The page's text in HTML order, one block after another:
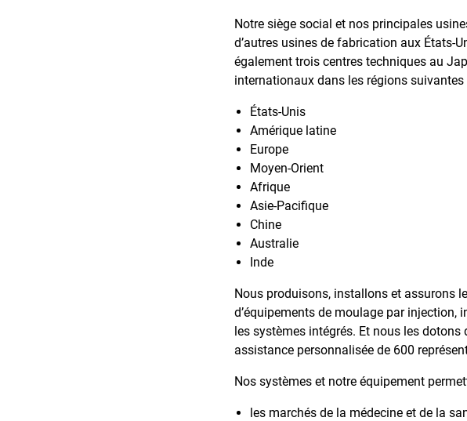
Notre siège social et nos principales
d’autres usines de fabrication aux États-
également trois centres techniques au
internationaux dans les régions suivantes
États-Unis
Amérique latine
Europe
Moyen-Orient
Afrique
Asie-Pacifique
Chine
Australie
Inde
Nous produisons, installons et assurons
d’équipements de moulage par injection,
les systèmes intégrés. Et nous les
assistance personnalisée de 600
Nos systèmes et notre équipement
les marchés de la médecine et de la